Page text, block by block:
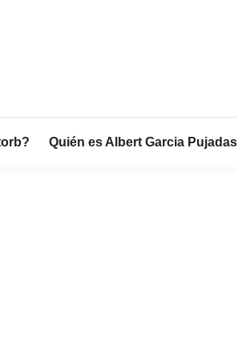
Quién es Albert Garcia Pujadas